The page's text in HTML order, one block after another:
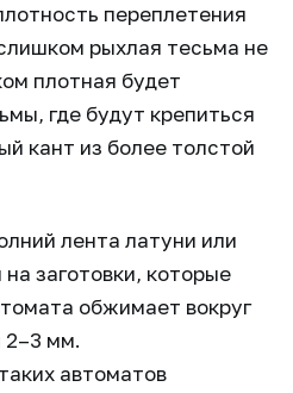
переплетения
рыхлая тесьма не
плотная будет
где будут крепиться
кант из более толстой
лента латуни или
заготовки, которые
обжимает вокруг
2–3 мм.
автоматов